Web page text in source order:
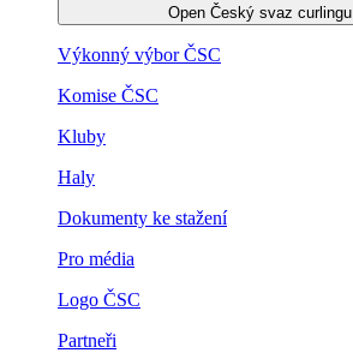
Open Český svaz curlingu
Výkonný výbor ČSC
Komise ČSC
Kluby
Haly
Dokumenty ke stažení
Pro média
Logo ČSC
Partneři